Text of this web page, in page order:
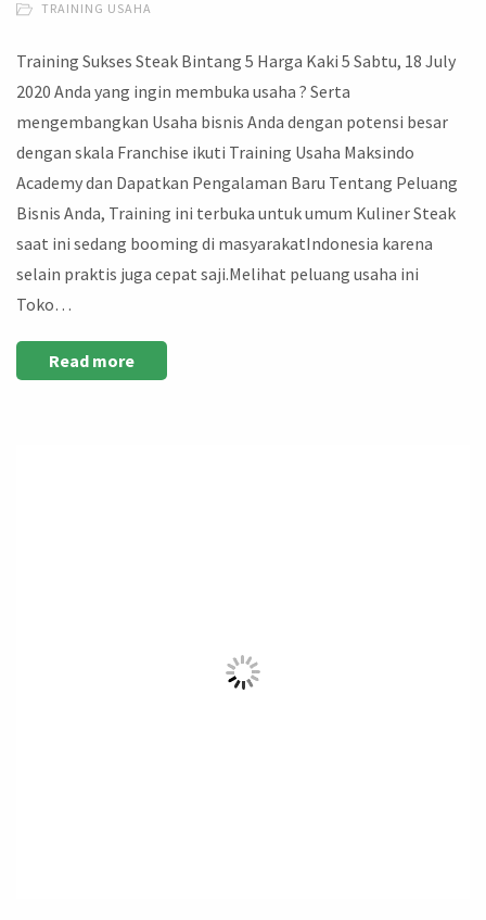
TRAINING USAHA
Training Sukses Steak Bintang 5 Harga Kaki 5 Sabtu, 18 July
2020 Anda yang ingin membuka usaha ? Serta
mengembangkan Usaha bisnis Anda dengan potensi besar
dengan skala Franchise ikuti Training Usaha Maksindo
Academy dan Dapatkan Pengalaman Baru Tentang Peluang
Bisnis Anda, Training ini terbuka untuk umum Kuliner Steak
saat ini sedang booming di masyarakatIndonesia karena
selain praktis juga cepat saji.Melihat peluang usaha ini
Toko…
Read more